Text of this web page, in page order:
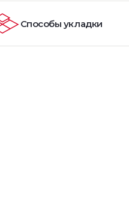
Способы укладки